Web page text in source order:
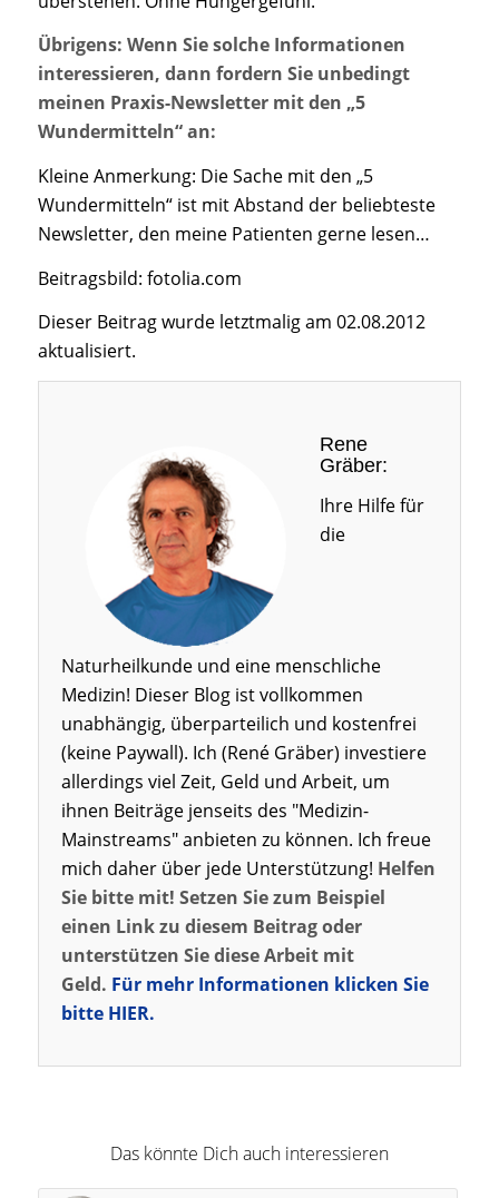
Übrigens: Wenn Sie solche Informationen
interessieren, dann fordern Sie unbedingt
meinen Praxis-Newsletter mit den „5
Wundermitteln“ an:
Kleine Anmerkung: Die Sache mit den „5
Wundermitteln“ ist mit Abstand der beliebteste
Newsletter, den meine Patienten gerne lesen…
Beitragsbild: fotolia.com
Dieser Beitrag wurde letztmalig am 02.08.2012
aktualisiert.
Rene
Gräber:
Ihre Hilfe für
die
Naturheilkunde und eine menschliche
Medizin! Dieser Blog ist vollkommen
unabhängig, überparteilich und kostenfrei
(keine Paywall). Ich (René Gräber) investiere
allerdings viel Zeit, Geld und Arbeit, um
ihnen Beiträge jenseits des "Medizin-
Mainstreams" anbieten zu können. Ich freue
mich daher über jede Unterstützung! Helfen
Sie bitte mit! Setzen Sie zum Beispiel
einen Link zu diesem Beitrag oder
unterstützen Sie diese Arbeit mit
Geld. Für mehr Informationen klicken Sie
bitte HIER.
Das könnte Dich auch interessieren